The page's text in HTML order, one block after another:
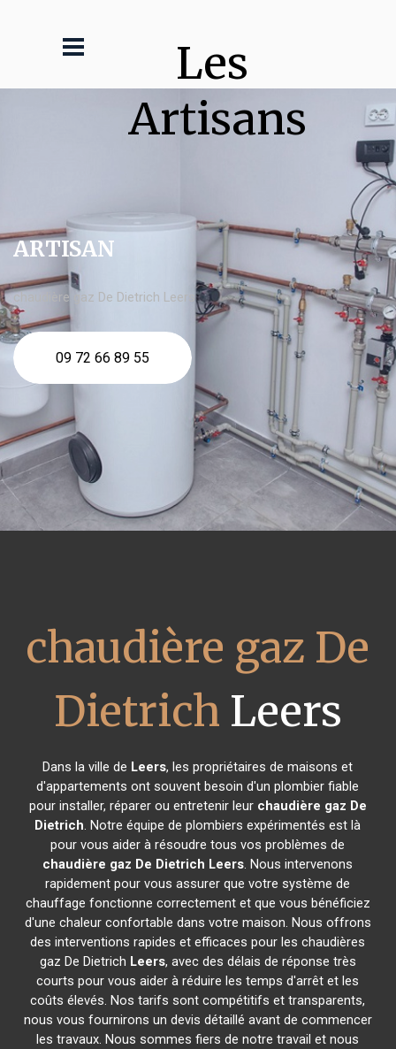
Les
Artisans
ARTISAN
chaudière gaz De Dietrich Leers
09 72 66 89 55
chaudière gaz De
Dietrich Leers
Dans la ville de Leers, les propriétaires de maisons et
d'appartements ont souvent besoin d'un plombier fiable
pour installer, réparer ou entretenir leur chaudière gaz De
Dietrich. Notre équipe de plombiers expérimentés est là
pour vous aider à résoudre tous vos problèmes de
chaudière gaz De Dietrich Leers. Nous intervenons
rapidement pour vous assurer que votre système de
chauffage fonctionne correctement et que vous bénéficiez
d'une chaleur confortable dans votre maison. Nous offrons
des interventions rapides et efficaces pour les chaudières
gaz De Dietrich Leers, avec des délais de réponse très
courts pour vous aider à réduire les temps d'arrêt et les
coûts élevés. Nos tarifs sont compétitifs et transparents,
nous vous fournirons un devis détaillé avant de commencer
les travaux. Nous sommes fiers de notre travail et nous